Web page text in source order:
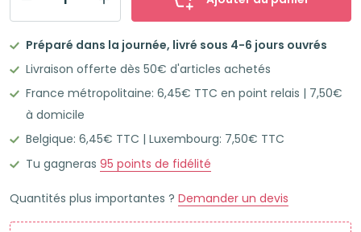
STABILO
SWING
COOL
Surligneurs
pastel
x8
Préparé dans la journée, livré sous 4-6 jours ouvrés
Livraison offerte dès 50€ d'articles achetés
France métropolitaine: 6,45€ TTC en point relais | 7,50€
à domicile
Belgique: 6,45€ TTC | Luxembourg: 7,50€ TTC
Tu gagneras 95 points de fidélité
Quantités plus importantes ? Demander un devis